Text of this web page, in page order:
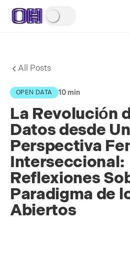
All Posts
OPEN DATA 10 min
La Revolución
Datos desde
Perspectiva
Interseccional:
Reflexiones
Paradigma de
Abiertos